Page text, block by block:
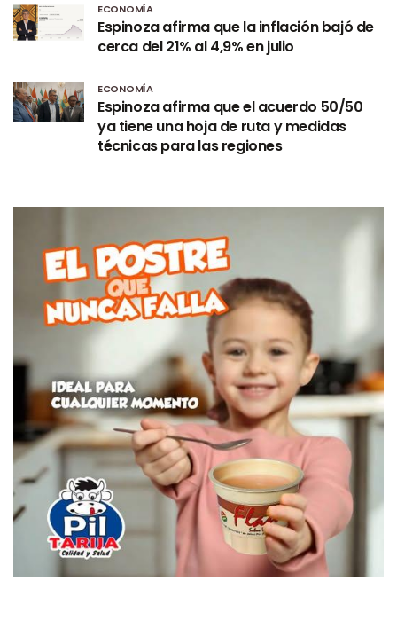
ECONOMÍA
Espinoza afirma que la inflación bajó de
cerca del 21% al 4,9% en julio
ECONOMÍA
Espinoza afirma que el acuerdo 50/50
ya tiene una hoja de ruta y medidas
técnicas para las regiones